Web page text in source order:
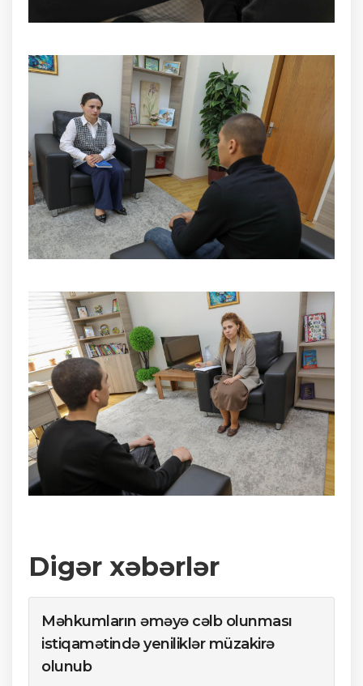
Digər xəbərlər
Məhkumların əməyə cəlb olunması
istiqamətində yeniliklər müzakirə
olunub